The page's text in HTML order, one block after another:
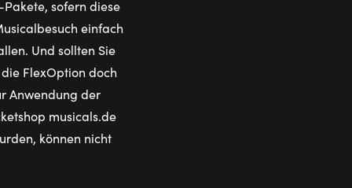
sofern diese
einfach
Und sollten Sie
FlexOption doch
Anwendung der
musicals.de
können nicht